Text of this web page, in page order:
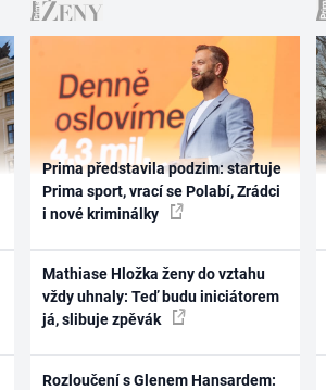
Prima představila podzim: startuje
Prima sport, vrací se Polabí, Zrádci
i nové kriminálky
Mathiase Hložka ženy do vztahu
vždy uhnaly: Teď budu iniciátorem
já, slibuje zpěvák
Rozloučení s Glenem Hansardem: